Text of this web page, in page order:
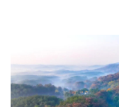
专